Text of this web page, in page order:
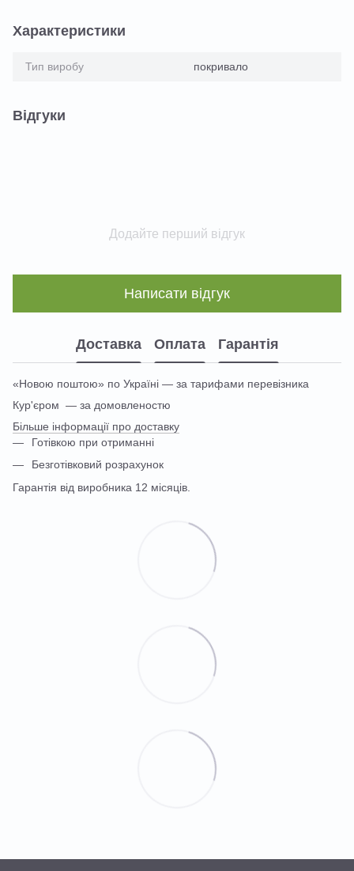
Характеристики
Тип виробу покривало
Відгуки
Додайте перший відгук
Написати відгук
Доставка Оплата Гарантія
«Новою поштою» по Україні — за тарифами перевізника
Кур'єром — за домовленостю
Більше інформації про доставку
Готівкою при отриманні
Безготівковий розрахунок
Гарантія від виробника 12 місяців.